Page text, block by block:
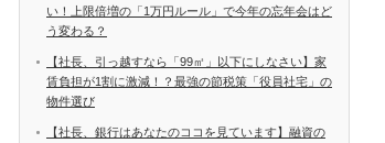
い！上限倍増の「1万円ルール」で今年の忘年会はど
う変わる？
【社長、引っ越すなら「99㎡」以下にしなさい】家
賃負担が1割に激減！？最強の節税策「役員社宅」の
物件選び
【社長、銀行はあなたのココを見ています】融資の